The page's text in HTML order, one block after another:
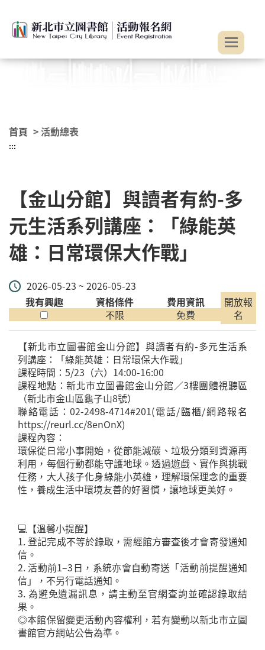
首頁 > 活動總表
:::
【金山分館】與讀者有約-多
元生活系列講座：「綠能英
雄：日常環保大作戰」
2026-05-23 ~ 2026-05-23
我有興趣
資格條件
不限
費用資訊
免費
開放報
名
【新北市立圖書館金山分館】與讀者有約-多元生活系
列講座：「綠能英雄：日常環保大作戰」
課程時間：5/23（六）14:00-16:00
課程地點：新北市立圖書館金山分館／3樓團體視聽區
（新北市金山區龜子山8號）
聯絡電話：02-2498-4714#201(電話/臨櫃/網路報名
https://reurl.cc/8enOnX)
課程內容：
環保從日常小事開始，從節能減碳、垃圾分類到資源再
利用，每個行動都能守護地球。透過遊戲、實作與挑戰
任務，大人孩子化身綠能小英雄，理解環保理念的重要
性，養成生活中環境友善的好習慣，讓地球更美好。
💻【溫馨小提醒】
1. 登記完成不等於錄取，需經館方審查後才會寄發通知
信。
2. 活動前1–3日，系統亦會自動寄送「活動前提醒通知
信」，不另行電話通知。
3. 為避免遺漏訊息，請主動至官網查詢並確認錄取結
果。
◎本館保留變更活動內容權利，若有變動以新北市立圖
書館官方網站公告為準。